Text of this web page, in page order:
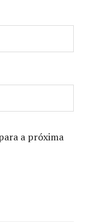
a próxima